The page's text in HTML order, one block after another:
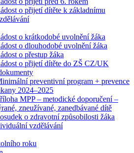
o přijetí dítěte k základnímu
o krátkodobé uvolnění žáka
o dlouhodobé uvolnění žáka
o přestup žáka
o přijetí dítěte do ZŠ CZ/UK
preventivní program + prevence
2024–2025
MPP – metodické doporučení –
zneužívané, zanedbávané dítě
o zdravotní způsobilosti žáka
vzdělávání
roku